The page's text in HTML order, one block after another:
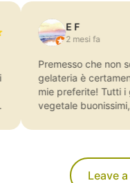
E F
2 mesi fa
Premesso che non
gelateria è
mie preferite! Tutti i
vegetale buonissimi,
stagionalità,
Leave